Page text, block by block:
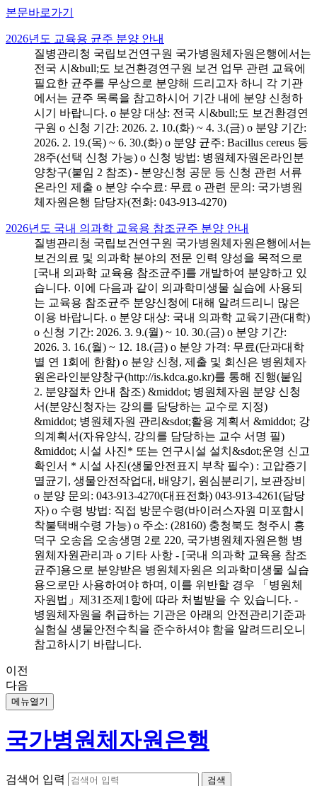
본문바로가기
2026년도 교육용 균주 분양 안내
질병관리청 국립보건연구원 국가병원체자원은행에서는
전국 시&bull;도 보건환경연구원 보건 업무 관련 교육에
필요한 균주를 무상으로 분양해 드리고자 하니 각 기관
에서는 균주 목록을 참고하시어 기간 내에 분양 신청하
시기 바랍니다. o 분양 대상: 전국 시&bull;도 보건환경연
구원 o 신청 기간: 2026. 2. 10.(화) ~ 4. 3.(금) o 분양 기간:
2026. 2. 19.(목) ~ 6. 30.(화) o 분양 균주: Bacillus cereus 등
28주(선택 신청 가능) o 신청 방법: 병원체자원온라인분
양창구(붙임 2 참조) - 분양신청 공문 등 신청 관련 서류
온라인 제출 o 분양 수수료: 무료 o 관련 문의: 국가병원
체자원은행 담당자(전화: 043-913-4270)
2026년도 국내 의과학 교육용 참조균주 분양 안내
질병관리청 국립보건연구원 국가병원체자원은행에서는
보건의료 및 의과학 분야의 전문 인력 양성을 목적으로
[국내 의과학 교육용 참조균주]를 개발하여 분양하고 있
습니다. 이에 다음과 같이 의과학미생물 실습에 사용되
는 교육용 참조균주 분양신청에 대해 알려드리니 많은
이용 바랍니다. o 분양 대상: 국내 의과학 교육기관(대학)
o 신청 기간: 2026. 3. 9.(월) ~ 10. 30.(금) o 분양 기간:
2026. 3. 16.(월) ~ 12. 18.(금) o 분양 가격: 무료(단과대학
별 연 1회에 한함) o 분양 신청, 제출 및 회신은 병원체자
원온라인분양창구(http://is.kdca.go.kr)를 통해 진행(붙임
2. 분양절차 안내 참조) &middot; 병원체자원 분양 신청
서(분양신청자는 강의를 담당하는 교수로 지정)
&middot; 병원체자원 관리&sdot;활용 계획서 &middot; 강
의계획서(자유양식, 강의를 담당하는 교수 서명 필)
&middot; 시설 사진* 또는 연구시설 설치&sdot;운영 신고
확인서 * 시설 사진(생물안전표지 부착 필수) : 고압증기
멸균기, 생물안전작업대, 배양기, 원심분리기, 보관장비
o 분양 문의: 043-913-4270(대표전화) 043-913-4261(담당
자) o 수령 방법: 직접 방문수령(바이러스자원 미포함시
착불택배수령 가능) o 주소: (28160) 충청북도 청주시 흥
덕구 오송읍 오송생명 2로 220, 국가병원체자원은행 병
원체자원관리과 o 기타 사항 - [국내 의과학 교육용 참조
균주]용으로 분양받은 병원체자원은 의과학미생물 실습
용으로만 사용하여야 하며, 이를 위반할 경우 「병원체
자원법」제31조제1항에 따라 처벌받을 수 있습니다. -
병원체자원을 취급하는 기관은 아래의 안전관리기준과
실험실 생물안전수칙을 준수하셔야 함을 알려드리오니
참고하시기 바랍니다.
이전
다음
메뉴열기
국가병원체자원은행
검색어 입력